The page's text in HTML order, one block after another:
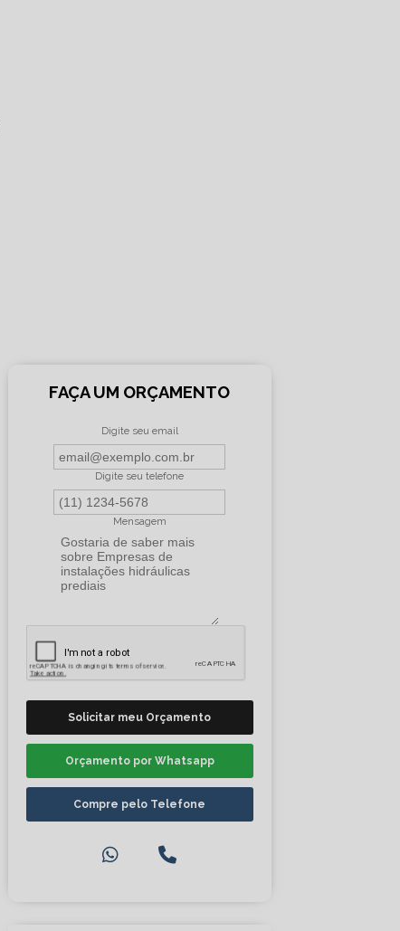
FAÇA UM ORÇAMENTO
Digite seu email
Digite seu telefone
Mensagem
Solicitar meu Orçamento
Orçamento por Whatsapp
Compre pelo Telefone